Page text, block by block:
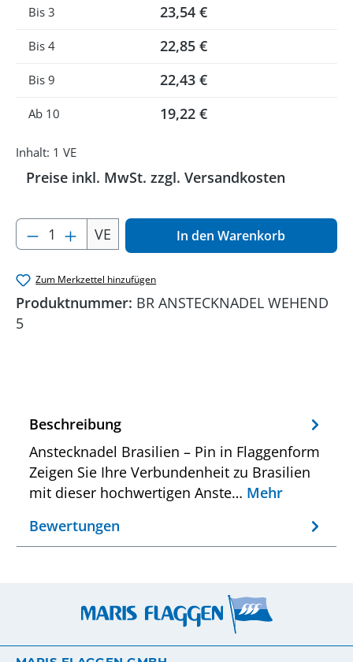
Bis3 23,54 €
Bis4 22,85 €
Bis9 22,43 €
Ab 10 19,22 €
Inhalt: 1 VE
Preise inkl. MwSt. zzgl. Versandkosten
Produkt Anzahl: Gib den gewünschten
VE In den Warenkorb
Zum Merkzettel hinzufügen
Produktnummer: BR ANSTECKNADEL WEHEND
5
Beschreibung
Anstecknadel Brasilien – Pin in Flaggenform
Zeigen Sie Ihre Verbundenheit zu Brasilien
mit dieser hochwertigen Anste… Mehr
Bewertungen